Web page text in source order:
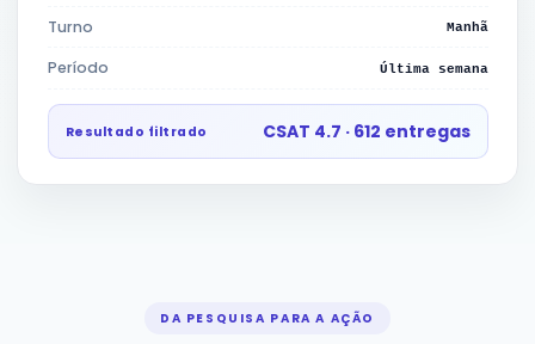
Turno Manhã
Período Última semana
Resultado filtrado CSAT 4.7 · 612 entregas
DA PESQUISA PARA A AÇÃO